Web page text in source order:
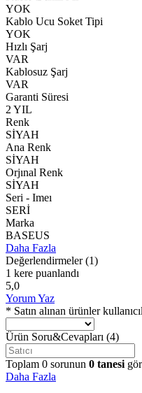
YOK
Kablo Ucu Soket Tipi
YOK
Hızlı Şarj
VAR
Kablosuz Şarj
VAR
Garanti Süresi
2 YIL
Renk
SİYAH
Ana Renk
SİYAH
Orjınal Renk
SİYAH
Seri - Imeı
SERİ
Marka
BASEUS
Daha Fazla
Değerlendirmeler (1)
1 kere puanlandı
5,0
Yorum Yaz
* Satın alınan ürünler
Ürün Soru&Cevapları (4)
Toplam 0 sorunun 0 tanesi
Daha Fazla